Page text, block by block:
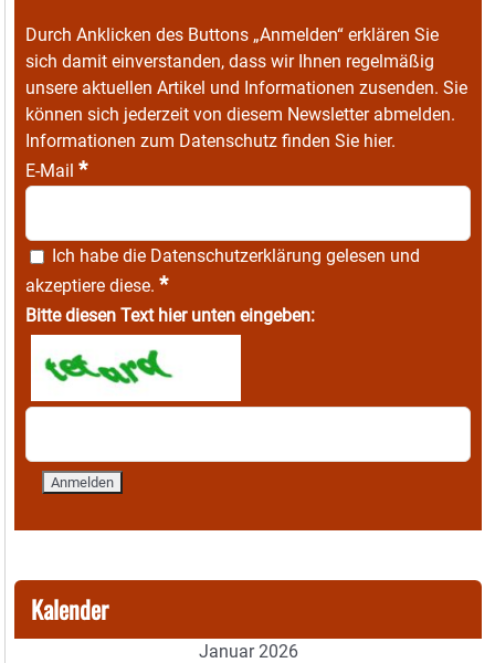
Durch Anklicken des Buttons „Anmelden“ erklären Sie
sich damit einverstanden, dass wir Ihnen regelmäßig
unsere aktuellen Artikel und Informationen zusenden. Sie
können sich jederzeit von diesem Newsletter abmelden.
Informationen zum Datenschutz finden Sie hier.
E-Mail *
Ich habe die Datenschutzerklärung gelesen und
akzeptiere diese. *
Bitte diesen Text hier unten eingeben:
Kalender
Januar 2026